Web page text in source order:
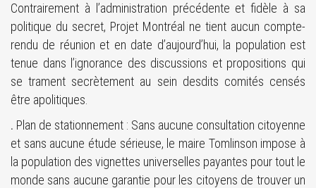
Contrairement à l’administration précédente et fidèle à sa
politique du secret, Projet Montréal ne tient aucun compte-
rendu de réunion et en date d’aujourd’hui, la population est
tenue dans l’ignorance des discussions et propositions qui
se trament secrètement au sein desdits comités censés
être apolitiques.
. Plan de stationnement : Sans aucune consultation citoyenne
et sans aucune étude sérieuse, le maire Tomlinson impose à
la population des vignettes universelles payantes pour tout le
monde sans aucune garantie pour les citoyens de trouver un